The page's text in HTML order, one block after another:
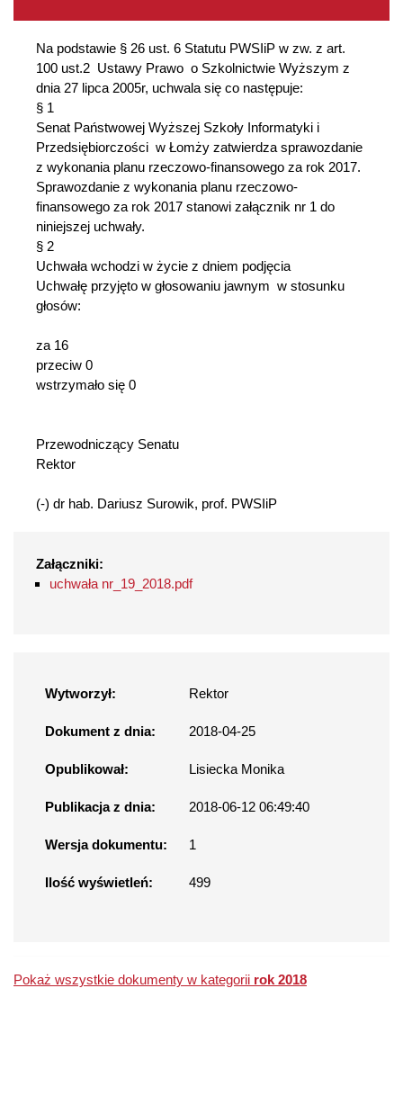
Na podstawie § 26 ust. 6 Statutu PWSIiP w zw. z art.
100 ust.2 Ustawy Prawo o Szkolnictwie Wyższym z
dnia 27 lipca 2005r, uchwala się co następuje:
§ 1
Senat Państwowej Wyższej Szkoły Informatyki i
Przedsiębiorczości w Łomży zatwierdza sprawozdanie
z wykonania planu rzeczowo-finansowego za rok 2017.
Sprawozdanie z wykonania planu rzeczowo-
finansowego za rok 2017 stanowi załącznik nr 1 do
niniejszej uchwały.
§ 2
Uchwała wchodzi w życie z dniem podjęcia
Uchwałę przyjęto w głosowaniu jawnym w stosunku
głosów:
za 16
przeciw 0
wstrzymało się 0
Przewodniczący Senatu
Rektor
(-) dr hab. Dariusz Surowik, prof. PWSIiP
Załączniki:
uchwała nr_19_2018.pdf
Wytworzył: Rektor
Dokument z dnia: 2018-04-25
Opublikował: Lisiecka Monika
Publikacja z dnia: 2018-06-12 06:49:40
Wersja dokumentu: 1
Ilość wyświetleń: 499
Pokaż wszystkie dokumenty w kategorii rok 2018